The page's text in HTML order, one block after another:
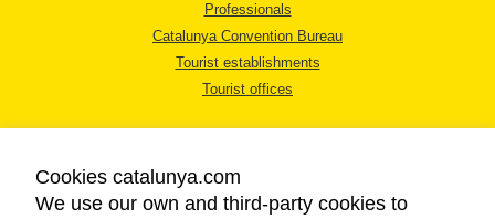
Professionals
Catalunya Convention Bureau
Tourist establishments
Tourist offices
Cookies catalunya.com
We use our own and third-party cookies to